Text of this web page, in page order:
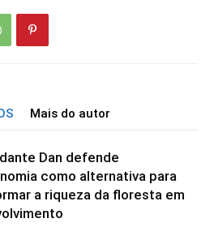
Mais do autor
Dan defende
como alternativa para
a riqueza da floresta em